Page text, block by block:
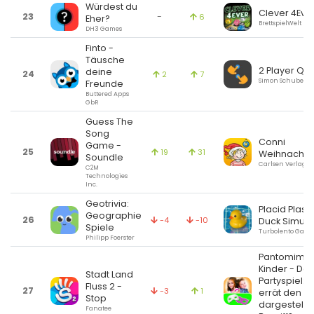
23
Würdest du
Eher?
DH3 Games
- 6 Clever
BrettspielWelt
24
Finto -
Täusche
deine
Freunde
Buttered Apps
GbR
2 7 2 Player
Simon Schubert
25
Guess The
Song
Game -
Soundle
C2M
Technologies
Inc.
19 31
Conni
Carlsen Verlag
26
Geotrivia:
Geographie
Spiele
Philipp Foerster
-4 -10
Placid
Duck
Turbolento
27
Stadt Land
Fluss 2 -
Stop
Fanatee
-3 1
Pantomime
Kinder - Das
Partyspiel:
errät den